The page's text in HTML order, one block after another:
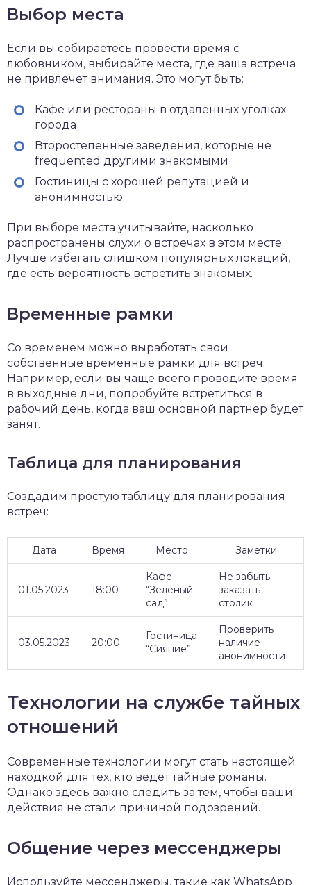
Выбор места
Если вы собираетесь провести время с
любовником, выбирайте места, где ваша встреча
не привлечет внимания. Это могут быть:
Кафе или рестораны в отдаленных уголках
города
Второстепенные заведения, которые не
frequented другими знакомыми
Гостиницы с хорошей репутацией и
анонимностью
При выборе места учитывайте, насколько
распространены слухи о встречах в этом месте.
Лучше избегать слишком популярных локаций,
где есть вероятность встретить знакомых.
Временные рамки
Со временем можно выработать свои
собственные временные рамки для встреч.
Например, если вы чаще всего проводите время
в выходные дни, попробуйте встретиться в
рабочий день, когда ваш основной партнер будет
занят.
Таблица для планирования
Создадим простую таблицу для планирования
встреч:
Дата Время Место Заметки
01.05.2023 18:00
Кафе
“Зеленый
сад”
Не забыть
заказать
столик
03.05.2023 20:00
Гостиница
“Сияние”
Проверить
наличие
анонимности
Технологии на службе тайных
отношений
Современные технологии могут стать настоящей
находкой для тех, кто ведет тайные романы.
Однако здесь важно следить за тем, чтобы ваши
действия не стали причиной подозрений.
Общение через мессенджеры
Используйте мессенджеры, такие как WhatsApp